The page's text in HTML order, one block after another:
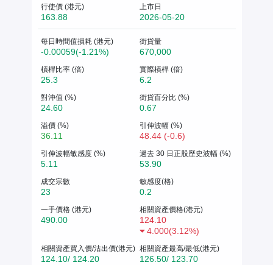
行使價 (港元)
163.88
上市日
2026-05-20
每日時間值損耗 (港元)
-0.00059(-1.21%)
街貨量
670,000
槓桿比率 (倍)
25.3
實際槓桿 (倍)
6.2
對沖值 (%)
24.60
街貨百分比 (%)
0.67
溢價 (%)
36.11
引伸波幅 (%)
48.44 (-0.6)
引伸波幅敏感度 (%)
5.11
過去 30 日正股歷史波幅 (%)
53.90
成交宗數
23
敏感度(格)
0.2
一手價格 (港元)
490.00
相關資產價格(港元)
124.10
4.000(3.12%)
相關資產買入價/沽出價(港元)
124.10/ 124.20
相關資產最高/最低(港元)
126.50/ 123.70